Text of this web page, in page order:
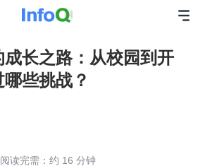
长之路：从校园到开
些挑战？
阅读完需：约 16 分钟